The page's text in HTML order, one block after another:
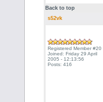
Back to top
s52vk
Registered Member #20
Joined: Friday 29 April
2005 - 12:13:56
Posts: 416